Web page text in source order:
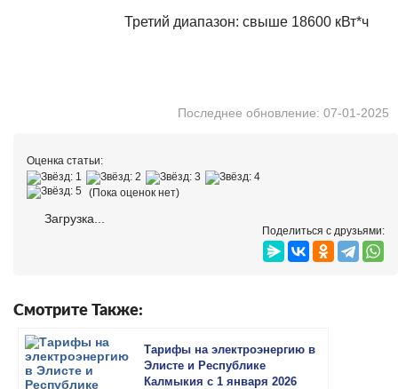
Третий диапазон: свыше 18600 кВт*ч
Последнее обновление: 07-01-2025
Оценка статьи:
(Пока оценок нет)
Загрузка...
Поделиться с друзьями:
Смотрите Также:
Тарифы на электроэнергию в
Элисте и Республике
Калмыкия с 1 января 2026